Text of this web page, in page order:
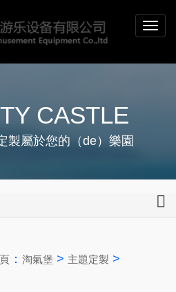
CASTLE
製屬於您的（de）樂園
： 淘氣堡 > 主題定製 >